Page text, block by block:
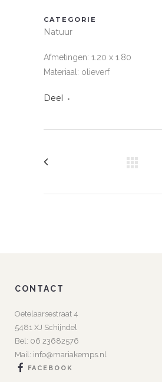
CATEGORIE
Natuur
Afmetingen: 1.20 x 1.80
Materiaal: olieverf
Deel
CONTACT
Oetelaarsestraat 4
5481 XJ Schijndel
Bel: 06 23682576
Mail: info@mariakemps.nl
FACEBOOK